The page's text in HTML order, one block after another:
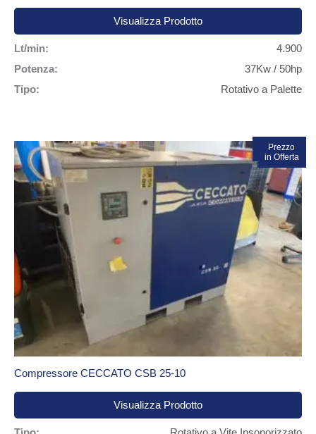
Visualizza Prodotto
Lt/min:
4.900
Potenza:
37Kw / 50hp
Tipo:
Rotativo a Palette
In vendita!
Prezzo
in Offerta
Compressore CECCATO CSB 25-10
Visualizza Prodotto